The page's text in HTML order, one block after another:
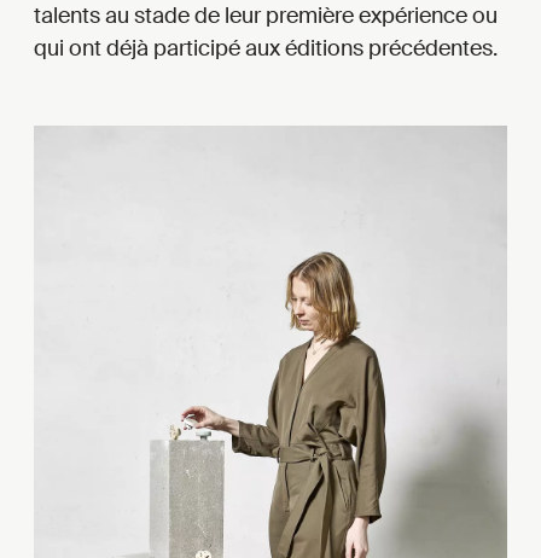
talents au stade de leur première expérience ou
qui ont déjà participé aux éditions précédentes.